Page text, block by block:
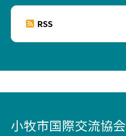
RSS
小牧市国際交流協会